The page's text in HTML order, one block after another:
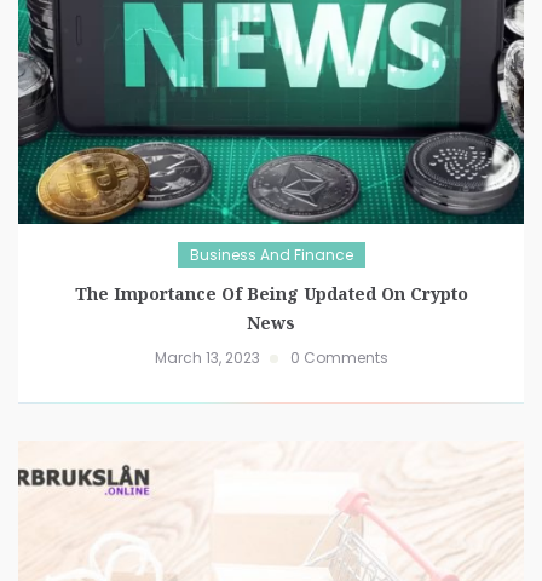
Business And Finance
The Importance Of Being Updated On Crypto
News
March 13, 2023 0 Comments